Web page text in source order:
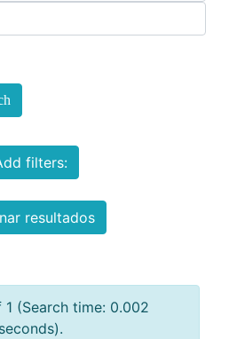
filters:
resultados
1 (Search time: 0.002
seconds).